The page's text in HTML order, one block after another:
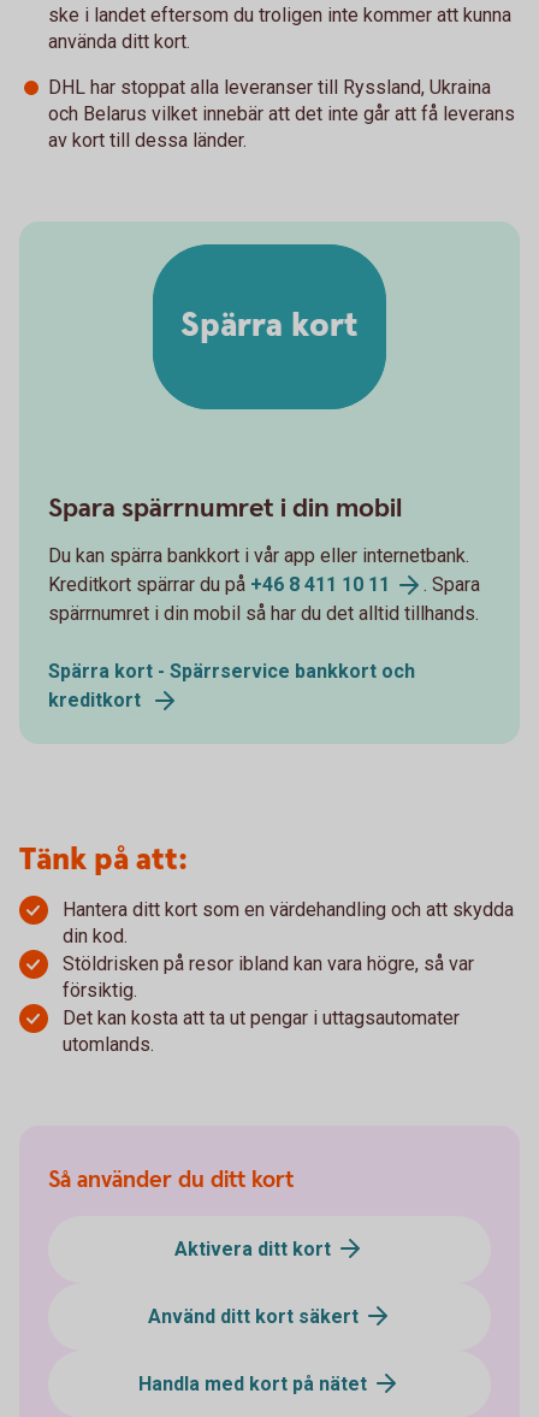
ske i landet eftersom du troligen inte kommer att kunna
använda ditt kort.
DHL har stoppat alla leveranser till Ryssland, Ukraina
och Belarus vilket innebär att det inte går att få leverans
av kort till dessa länder.
Spärra kort
Spara spärrnumret i din mobil
Du kan spärra bankkort i vår app eller internetbank.
Kreditkort spärrar du på +46 8 411 10 11
. Spara
spärrnumret i din mobil så har du det alltid tillhands.
Spärra kort - Spärrservice bankkort och
kreditkort
Tänk på att:
Hantera ditt kort som en värdehandling och att skydda
din kod.
Stöldrisken på resor ibland kan vara högre, så var
försiktig.
Det kan kosta att ta ut pengar i uttagsautomater
utomlands.
Så använder du ditt kort
Aktivera ditt kort
Använd ditt kort säkert
Handla med kort på nätet